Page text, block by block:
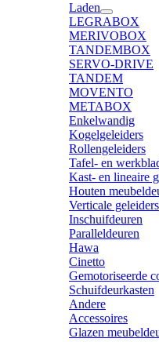
Laden
LEGRABOX
MERIVOBOX
TANDEMBOX
SERVO-DRIVE
TANDEM
MOVENTO
METABOX
Enkelwandig
Kogelgeleiders
Rollengeleiders
Tafel- en
Kast- en lineaire
Houten
Verticale geleiders
Inschuifdeuren
Paralleldeuren
Hawa
Cinetto
Gemotoriseerde
Schuifdeurkasten
Andere
Accessoires
Glazen